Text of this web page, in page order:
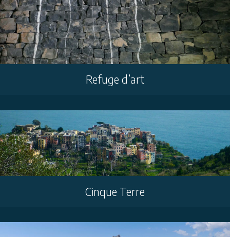
Refuge d’art
Cinque Terre